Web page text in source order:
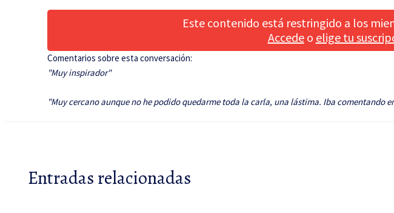
Este contenido está restringido a los
Accedeo elige tu
Comentarios sobre esta conversación:
"Muy inspirador"
"Muy cercano aunque no he podido quedarme toda la carla, una lástima. Iba comentando
Entradas relacionadas